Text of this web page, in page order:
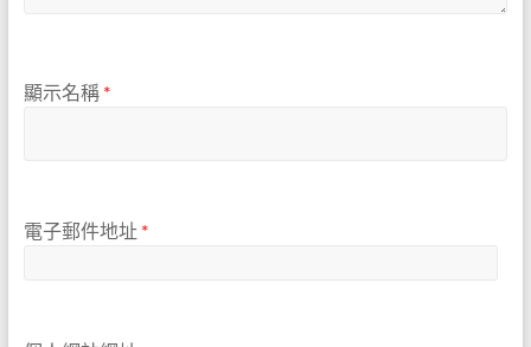
顯示名稱 *
電子郵件地址 *